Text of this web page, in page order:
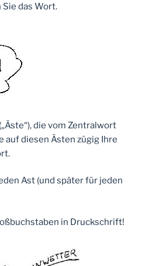
das Wort.
die vom Zentralwort
auf diesen Ästen zügig Ihre
Ast (und später für jeden
in Druckschrift!